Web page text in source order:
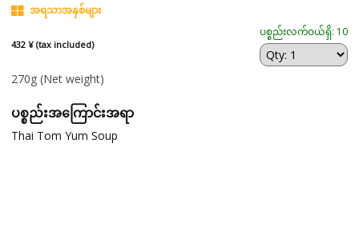
အရသာအနှစ်များ
432 ¥ (tax included)
ပစ္စည်းလက်ဝယ်ရှိ: 10
270g (Net weight)
ပစ္စည်းအကြောင်းအရာ
Thai Tom Yum Soup